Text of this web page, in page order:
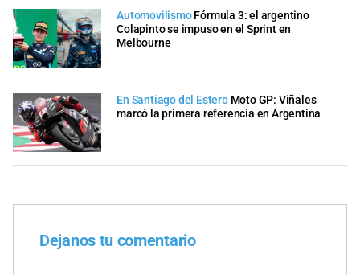
AutomovilismoFórmula 3: el argentino
Colapinto se impuso en el Sprint en
Melbourne
En Santiago del Estero Moto GP: Viñales
marcó la primera referencia en Argentina
Dejanos tu comentario